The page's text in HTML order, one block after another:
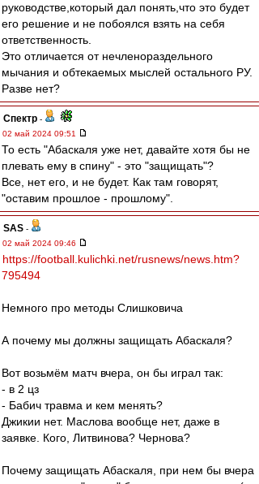
руководстве,который дал понять,что это будет
его решение и не побоялся взять на себя
ответственность.
Это отличается от нечленораздельного
мычания и обтекаемых мыслей остального РУ.
Разве нет?
Спектр -
02 май 2024 09:51
То есть "Абаскаля уже нет, давайте хотя бы не
плевать ему в спину" - это "защищать"?
Все, нет его, и не будет. Как там говорят,
"оставим прошлое - прошлому".
SAS -
02 май 2024 09:46
https://football.kulichki.net/rusnews/news.htm?
795494
Немного про методы Слишковича
А почему мы должны защищать Абаскаля?
Вот возьмём матч вчера, он бы играл так:
- в 2 цз
- Бабич травма и кем менять?
Джикии нет. Маслова вообще нет, даже в
заявке. Кого, Литвинова? Чернова?
Почему защищать Абаскаля, при нем бы вчера